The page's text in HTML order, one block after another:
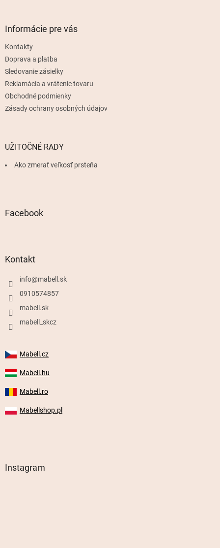
Informácie pre vás
Kontakty
Doprava a platba
Sledovanie zásielky
Reklamácia a vrátenie tovaru
Obchodné podmienky
Zásady ochrany osobných údajov
UŽITOČNÉ RADY
Ako zmerať veľkosť prsteňa
Facebook
Kontakt
info@mabell.sk
0910574857
mabell.sk
mabell_skcz
Mabell.cz
Mabell.hu
Mabell.ro
Mabellshop.pl
Instagram